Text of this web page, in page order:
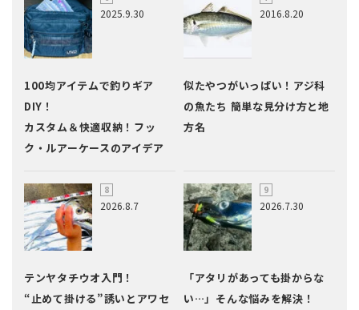
2025.9.30
100均アイテムで釣りギア
DIY！
カスタム＆快適収納！フッ
ク・ルアーケースのアイデア
2016.8.20
似たやつがいっぱい！アジ科
の魚たち 簡単な見分け方と地
方名
2026.8.7
テンヤタチウオ入門！
“止めて掛ける”誘いとアワセ
2026.7.30
「アタリがあっても掛からな
い…」そんな悩みを解決！